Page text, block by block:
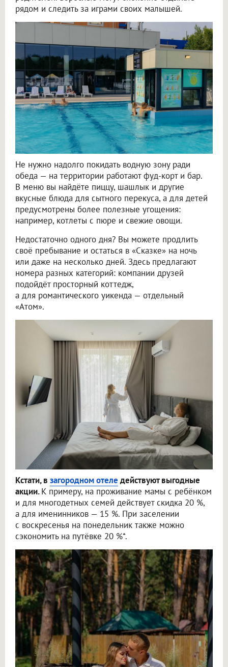
рядом и следить за играми своих малышей.
Не нужно надолго покидать водную зону ради
обеда — на территории работают фуд-корт и бар.
В меню вы найдёте пиццу, шашлык и другие
вкусные блюда для сытного перекуса, а для детей
предусмотрены более полезные угощения:
например, котлеты с пюре и свежие овощи.
Недостаточно одного дня? Вы можете продлить
своё пребывание и остаться в «Сказке» на ночь
или даже на несколько дней. Здесь предлагают
номера разных категорий: компании друзей
подойдёт просторный коттедж,
а для романтического уикенда — отдельный
«Атом».
Кстати, в загородном отеле действуют выгодные
акции.К примеру, на проживание мамы с ребёнком
и для многодетных семей действует скидка 20 %,
а для именинников — 15 %. При заселении
с воскресенья на понедельник также можно
сэкономить на путёвке 20 %*.